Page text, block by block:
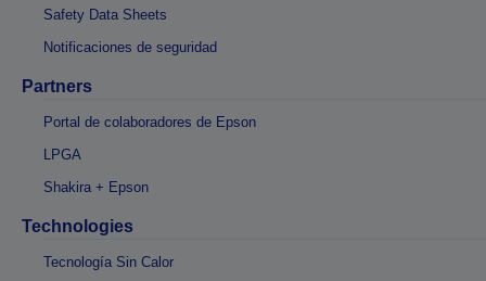
Safety Data Sheets
Notificaciones de seguridad
Partners
Portal de colaboradores de Epson
LPGA
Shakira + Epson
Technologies
Tecnología Sin Calor